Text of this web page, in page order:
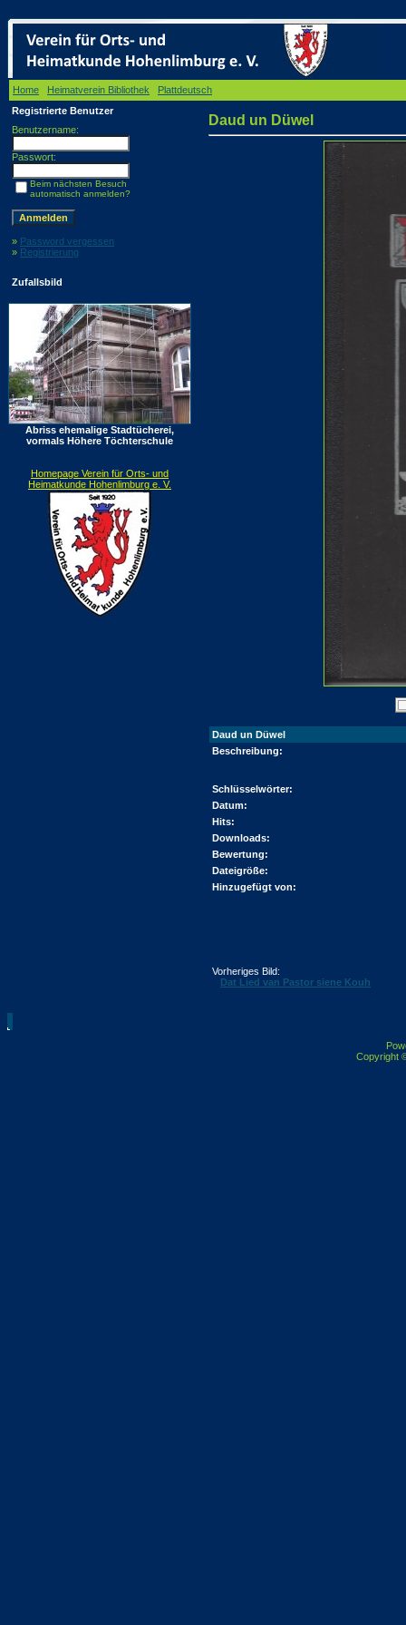
Home Heimatverein Bibliothek Plattdeutsch
Registrierte Benutzer
Benutzername:
Passwort:
Beim nächsten Besuch
automatisch anmelden?
» Password vergessen
» Registrierung
Zufallsbild
Abriss ehemalige Stadtücherei,
vormals Höhere Töchterschule
Homepage Verein für Orts- und
Heimatkunde Hohenlimburg e. V.
Daud un Düwel
Daud un Düwel
Beschreibung:
Schlüsselwörter:
Datum:
Hits:
Downloads:
Bewertung:
Dateigröße:
Hinzugefügt von:
Vorheriges Bild:
Dat Lied van Pastor siene Kouh
Copyright